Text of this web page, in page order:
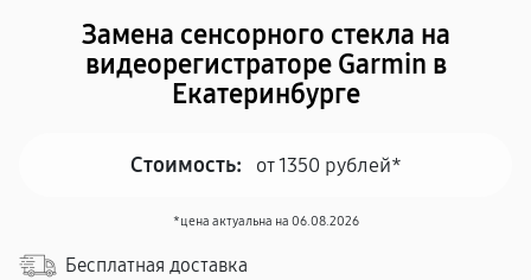
Замена сенсорного стекла на
видеорегистраторе Garmin в
Екатеринбурге
Стоимость: от 1350 рублей*
*цена актуальна на 06.08.2026
Бесплатная доставка